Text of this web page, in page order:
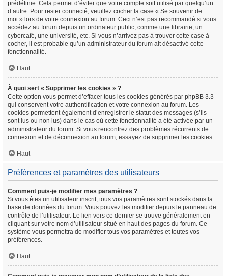
prédéfinie. Cela permet d’éviter que votre compte soit utilisé par quelqu’un
d’autre. Pour rester connecté, veuillez cocher la case « Se souvenir de
moi » lors de votre connexion au forum. Ceci n’est pas recommandé si vous
accédez au forum depuis un ordinateur public, comme une librairie, un
cybercafé, une université, etc. Si vous n’arrivez pas à trouver cette case à
cocher, il est probable qu’un administrateur du forum ait désactivé cette
fonctionnalité.
Haut
À quoi sert « Supprimer les cookies » ?
Cette option vous permet d’effacer tous les cookies générés par phpBB 3.3
qui conservent votre authentification et votre connexion au forum. Les
cookies permettent également d’enregistrer le statut des messages (s’ils
sont lus ou non lus) dans le cas où cette fonctionnalité a été activée par un
administrateur du forum. Si vous rencontrez des problèmes récurrents de
connexion et de déconnexion au forum, essayez de supprimer les cookies.
Haut
Préférences et paramètres des utilisateurs
Comment puis-je modifier mes paramètres ?
Si vous êtes un utilisateur inscrit, tous vos paramètres sont stockés dans la
base de données du forum. Vous pouvez les modifier depuis le panneau de
contrôle de l’utilisateur. Le lien vers ce dernier se trouve généralement en
cliquant sur votre nom d’utilisateur situé en haut des pages du forum. Ce
système vous permettra de modifier tous vos paramètres et toutes vos
préférences.
Haut